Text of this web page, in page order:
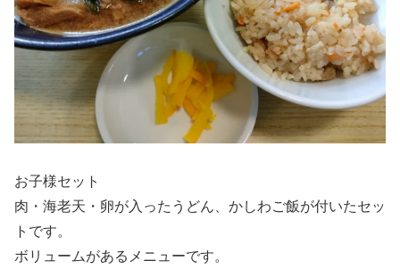
お子様セット
肉・海老天・卵が入ったうどん、かしわご飯が付いたセッ
トです。
ボリュームがあるメニューです。